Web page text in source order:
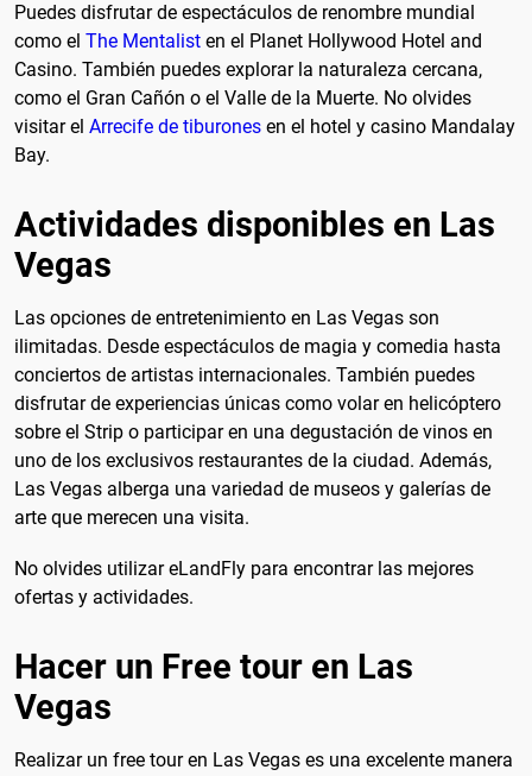
Puedes disfrutar de espectáculos de renombre mundial
como el The Mentalist en el Planet Hollywood Hotel and
Casino. También puedes explorar la naturaleza cercana,
como el Gran Cañón o el Valle de la Muerte. No olvides
visitar el Arrecife de tiburones en el hotel y casino Mandalay
Bay.
Actividades disponibles en Las
Vegas
Las opciones de entretenimiento en Las Vegas son
ilimitadas. Desde espectáculos de magia y comedia hasta
conciertos de artistas internacionales. También puedes
disfrutar de experiencias únicas como volar en helicóptero
sobre el Strip o participar en una degustación de vinos en
uno de los exclusivos restaurantes de la ciudad. Además,
Las Vegas alberga una variedad de museos y galerías de
arte que merecen una visita.
No olvides utilizar eLandFly para encontrar las mejores
ofertas y actividades.
Hacer un Free tour en Las
Vegas
Realizar un free tour en Las Vegas es una excelente manera